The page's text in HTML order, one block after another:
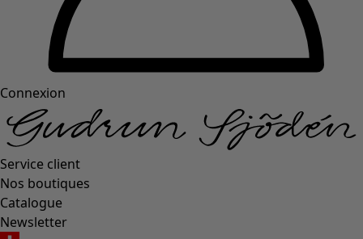
Connexion
Service client
Nos boutiques
Catalogue
Newsletter